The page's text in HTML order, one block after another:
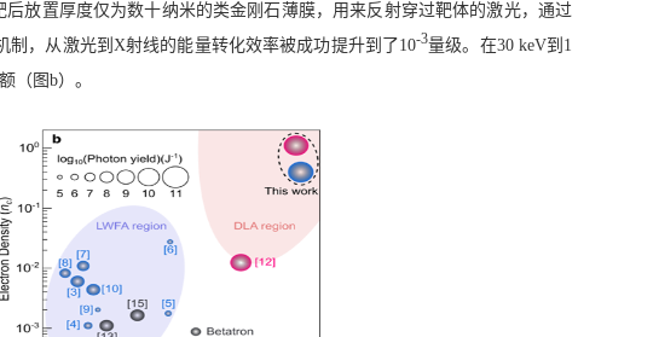
放置厚度仅为数十纳米的类金刚石薄膜，用来反射穿过靶体的激光，通过
制，从激光到 X射线的能量转化效率被成功提升到了10-3量级。在30 keV到 1
（图b）。